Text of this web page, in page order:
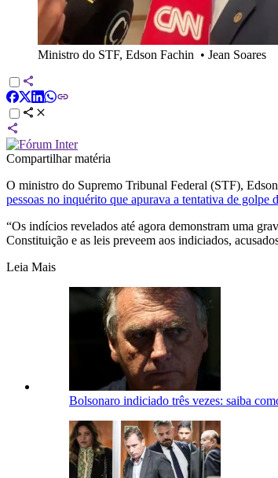
Ministro do STF, Edson Fachin • Jean Soares
Compartilhar matéria
O ministro do Supremo Tribunal Federal (STF),
pessoas no inquérito que apurava a tentativa de golpe
“Os indícios revelados até agora demonstram uma
Constituição e as leis preveem aos indiciados,
Leia Mais
Bolsonaro indiciado três vezes: saiba